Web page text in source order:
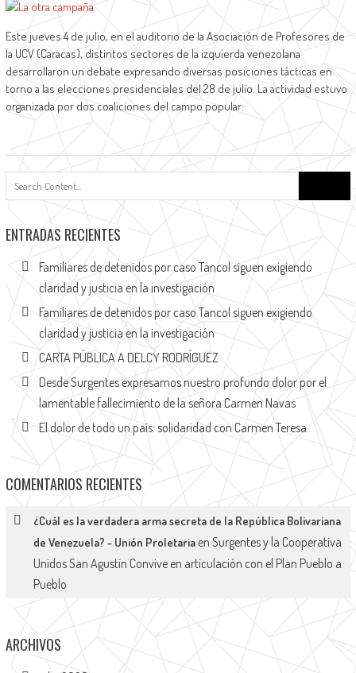
Este jueves 4 de julio, en el auditorio de la Asociación de Profesores de
la UCV (Caracas), distintos sectores de la izquierda venezolana
desarrollaron un debate expresando diversas posiciones tácticas en
torno a las elecciones presidenciales del 28 de julio. La actividad estuvo
organizada por dos coaliciones del campo popular:
ENTRADAS RECIENTES
Familiares de detenidos por caso Tancol siguen exigiendo
claridad y justicia en la investigación
Familiares de detenidos por caso Tancol siguen exigiendo
claridad y justicia en la investigación
CARTA PÚBLICA A DELCY RODRÍGUEZ
Desde Surgentes expresamos nuestro profundo dolor por el
lamentable fallecimiento de la señora Carmen Navas
El dolor de todo un país: solidaridad con Carmen Teresa
COMENTARIOS RECIENTES
¿Cuál es la verdadera arma secreta de la República Bolivariana
de Venezuela? - Unión Proletariaen Surgentes y la Cooperativa
Unidos San Agustín Convive en articulación con el Plan Pueblo a
Pueblo
ARCHIVOS